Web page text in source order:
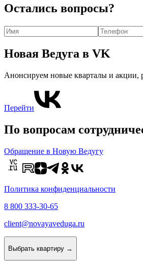
Остались вопросы?
Новая Ведуга в VK
Анонсируем новые кварталы и акции,
Перейти
По вопросам
Обращение в Новую Ведугу
Политика конфиденциальности
8 800 333-30-65
client@novayaveduga.ru
Выбрать квартиру →